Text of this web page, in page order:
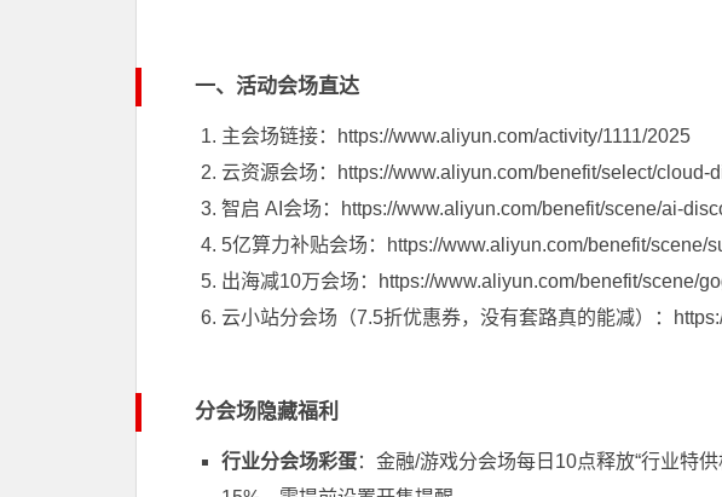
一、活动会场直达
主会场链接：
https://www.aliyun.com/activity/1111/2025
云资源会场：
https://www.aliyun.com/benefit/select/cloud-
智启 AI会场：
https://www.aliyun.com/benefit/scene/ai-
5亿算力补贴会场：
https://www.aliyun.com/benefit/scene/
出海减10万会场：
https://www.aliyun.com/benefit/scene/
云小站分会场（7.5折优惠券，没有套路真的能减）：
分会场隐藏福利
行业分会场彩蛋：金融/游戏分会场每日10点释放“行业特